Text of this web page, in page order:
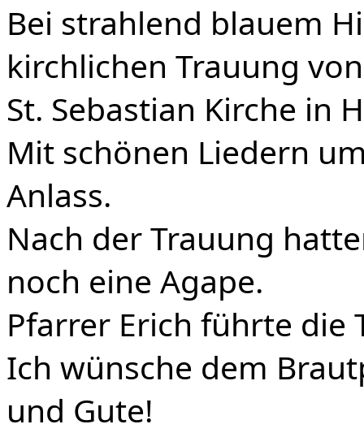
Bei strahlend blauem
kirchlichen Trauung
St. Sebastian Kirche in
Mit schönen Liedern
Anlass.
Nach der Trauung
noch eine Agape.
Pfarrer Erich führte die
Ich wünsche dem
und Gute!